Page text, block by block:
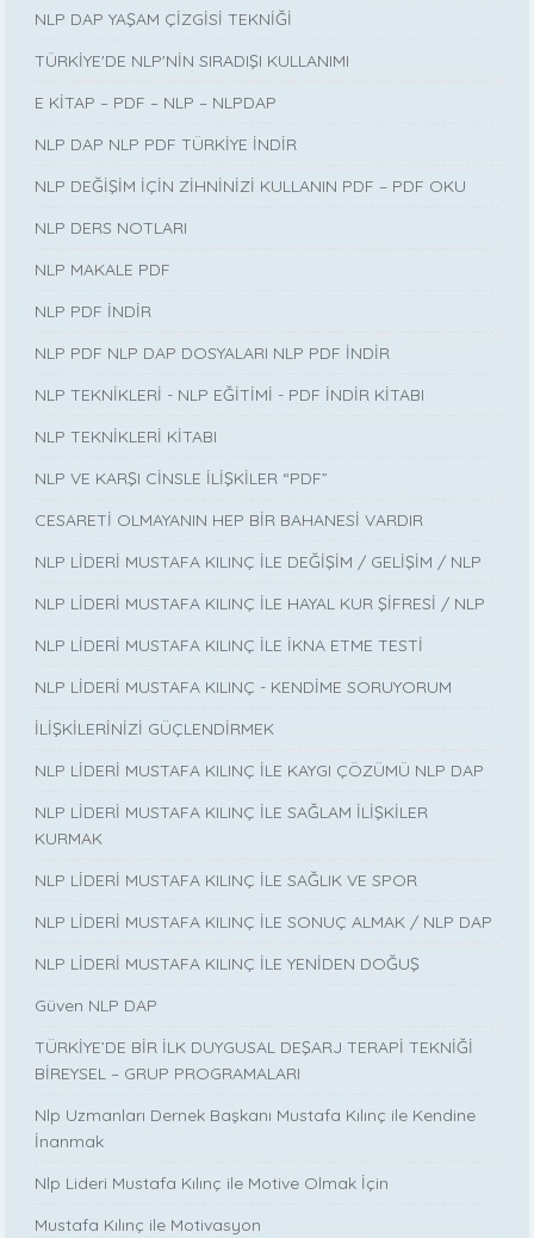
NLP DAP YAŞAM ÇİZGİSİ TEKNİĞİ
TÜRKİYE'DE NLP'NİN SIRADIŞI KULLANIMI
E KİTAP – PDF – NLP – NLPDAP
NLP DAP NLP PDF TÜRKİYE İNDİR
NLP DEĞİŞİM İÇİN ZİHNİNİZİ KULLANIN PDF – PDF OKU
NLP DERS NOTLARI
NLP MAKALE PDF
NLP PDF İNDİR
NLP PDF NLP DAP DOSYALARI NLP PDF İNDİR
NLP TEKNİKLERİ - NLP EĞİTİMİ - PDF İNDİR KİTABI
NLP TEKNİKLERİ KİTABI
NLP VE KARŞI CİNSLE İLİŞKİLER “PDF”
CESARETİ OLMAYANIN HEP BİR BAHANESİ VARDIR
NLP LİDERİ MUSTAFA KILINÇ İLE DEĞİŞİM / GELİŞİM / NLP
NLP LİDERİ MUSTAFA KILINÇ İLE HAYAL KUR ŞİFRESİ / NLP
NLP LİDERİ MUSTAFA KILINÇ İLE İKNA ETME TESTİ
NLP LİDERİ MUSTAFA KILINÇ - KENDİME SORUYORUM
İLİŞKİLERİNİZİ GÜÇLENDİRMEK
NLP LİDERİ MUSTAFA KILINÇ İLE KAYGI ÇÖZÜMÜ NLP DAP
NLP LİDERİ MUSTAFA KILINÇ İLE SAĞLAM İLİŞKİLER
KURMAK
NLP LİDERİ MUSTAFA KILINÇ İLE SAĞLIK VE SPOR
NLP LİDERİ MUSTAFA KILINÇ İLE SONUÇ ALMAK / NLP DAP
NLP LİDERİ MUSTAFA KILINÇ İLE YENİDEN DOĞUŞ
Güven NLP DAP
TÜRKİYE’DE BİR İLK DUYGUSAL DEŞARJ TERAPİ TEKNİĞİ
BİREYSEL – GRUP PROGRAMALARI
Nlp Uzmanları Dernek Başkanı Mustafa Kılınç ile Kendine
İnanmak
Nlp Lideri Mustafa Kılınç ile Motive Olmak İçin
Mustafa Kılınç ile Motivasyon